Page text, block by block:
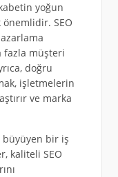
yoğun
SEO
fazla müşteri
doğru
işletmelerin
ve marka
büyüyen bir iş
kaliteli SEO